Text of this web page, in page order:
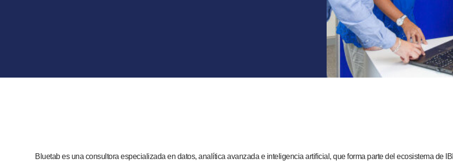
Bluetab es una consultora especializada en datos, analítica avanzada e inteligencia artificial, que forma parte del ecosistema de